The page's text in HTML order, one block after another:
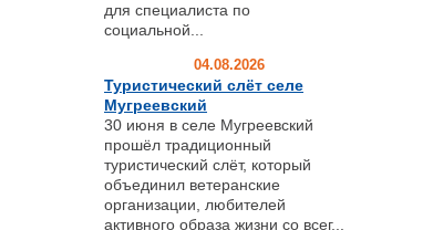
для специалиста по
социальной...
04.08.2026
Туристический слёт селе
Мугреевский
30 июня в селе Мугреевский
прошёл традиционный
туристический слёт, который
объединил ветеранские
организации, любителей
активного образа жизни со всег...